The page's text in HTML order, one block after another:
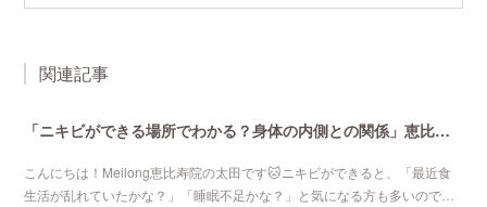
関連記事
「ニキビができる場所でわかる？身体の内側との関係」恵比寿で口コミNo 1美容鍼灸ならmeilong
こんにちは！Meilong恵比寿院の太田です🐱ニキビができると、「最近食
生活が乱れていたかな？」「睡眠不足かな？」と気になる方も多いので…